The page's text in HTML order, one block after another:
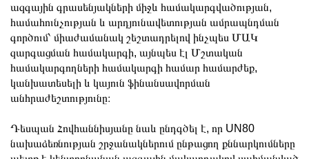
ազգային գրասենյակների միջև համակարգվածության,
համահունչության և արդյունավետության ամրապնդման
գործում՝ միաժամանակ շեշտադրելով ինչպես ՄԱԿ
զարգացման համակարգի, այնպես էլ Մշտական
համակարգողների համակարգի համար համարժեք,
կանխատեսելի և կայուն ֆինանսավորման
անհրաժեշտությունը։
Դեսպան Հովհաննիսյանը նաև ընդգծել է, որ UN80
նախաձեռնության շրջանակներում ընթացող քննարկումները